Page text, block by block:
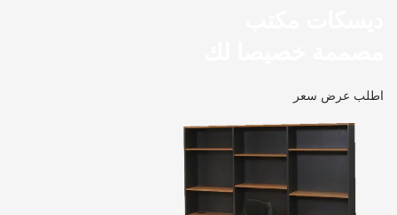
اطلب عرض سعر